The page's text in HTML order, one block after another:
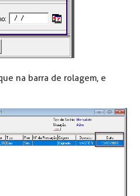
na barra de rolagem, e